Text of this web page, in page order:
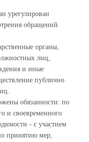
урегулирован
обращений
органы,
лиц,
и иные
публично
обязанности: по
и своевременного
- с участием
принятию мер,